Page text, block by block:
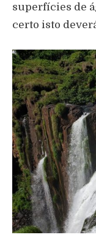
superfícies de
certo isto